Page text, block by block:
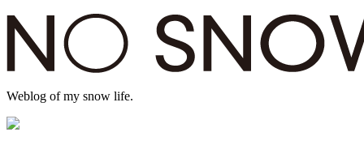
Weblog of my snow life.